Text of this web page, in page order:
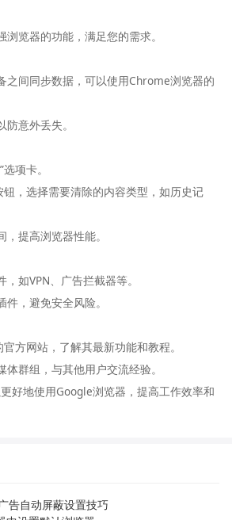
览器的功能，满足您的需求。
之间同步数据，可以使用Chrome浏览器的
意外丢失。
项卡。
钮，选择需要清除的内容类型，如历史记
提高浏览器性能。
如VPN、广告拦截器等。
，避免安全风险。
方网站，了解其最新功能和教程。
群组，与其他用户交流经验。
好地使用Google浏览器，提高工作效率和
告自动屏蔽设置技巧